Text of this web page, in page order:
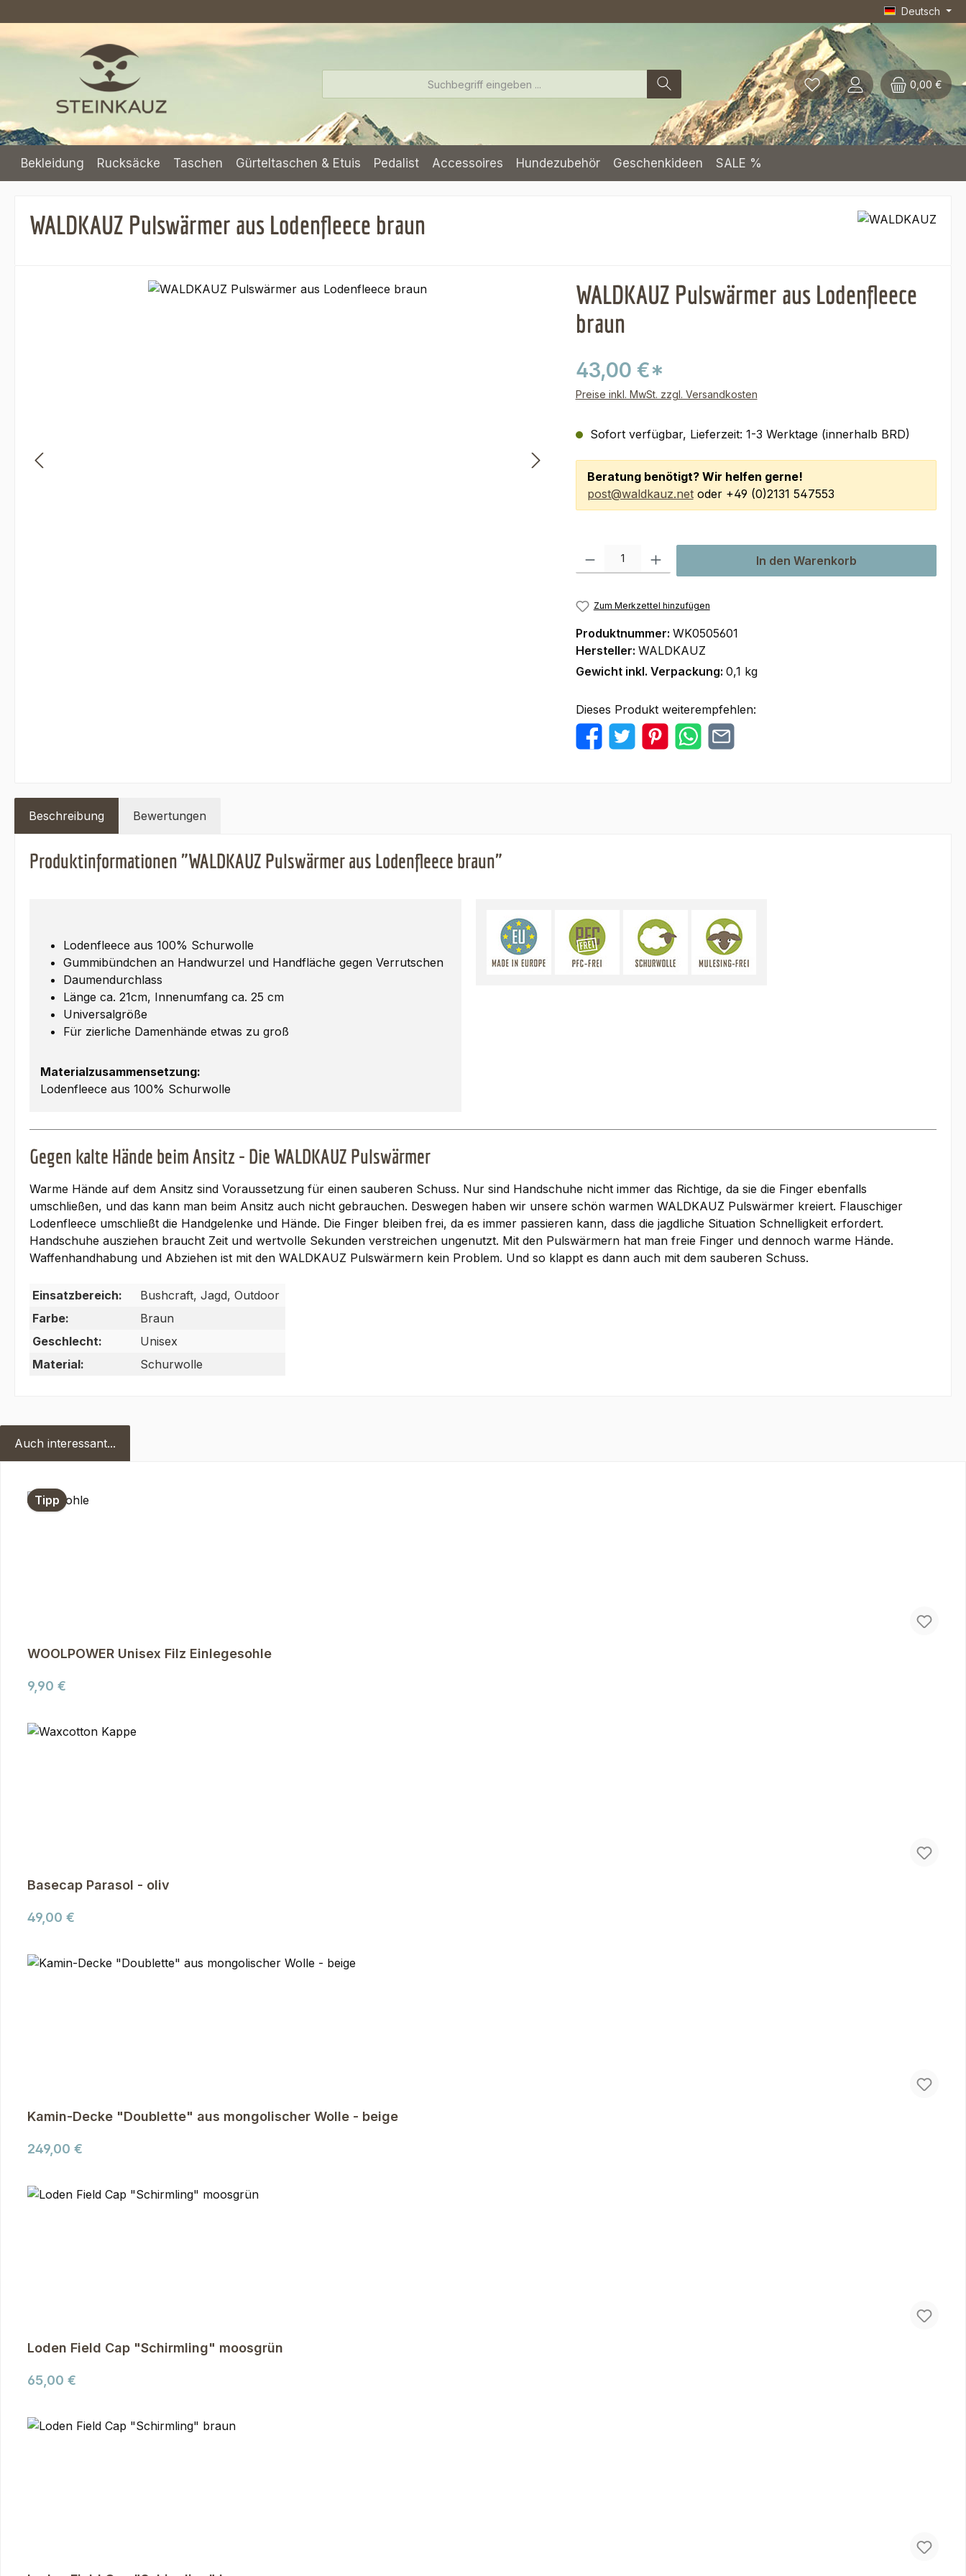
Deutsch
0,00 €
Bekleidung Rucksäcke Taschen Gürteltaschen & Etuis Pedalist Accessoires Hundezubehör Geschenkideen SALE %
WALDKAUZ Pulswärmer aus Lodenfleece braun
Bildergalerie überspringen
WALDKAUZ Pulswärmer aus Lodenfleece
braun
43,00 €*
Preise inkl. MwSt. zzgl. Versandkosten
Sofort verfügbar, Lieferzeit: 1-3 Werktage (innerhalb BRD)
Beratung benötigt? Wir helfen gerne!
post@waldkauz.netoder +49 (0)2131 547553
Produkt Anzahl: Gib den gewünschten Wert ein oder benutze die Schaltflächen
In den Warenkorb
Zum Merkzettel hinzufügen
Produktnummer: WK0505601
Hersteller: WALDKAUZ
Gewicht inkl. Verpackung: 0,1 kg
Dieses Produkt weiterempfehlen:
Beschreibung Bewertungen
Produktinformationen "WALDKAUZ Pulswärmer aus Lodenfleece braun"
Lodenfleece aus 100% Schurwolle
Gummibündchen an Handwurzel und Handfläche gegen Verrutschen
Daumendurchlass
Länge ca. 21cm, Innenumfang ca. 25 cm
Universalgröße
Für zierliche Damenhände etwas zu groß
Materialzusammensetzung:
Lodenfleece aus 100% Schurwolle
Gegen kalte Hände beim Ansitz - Die WALDKAUZ Pulswärmer
Warme Hände auf dem Ansitz sind Voraussetzung für einen sauberen Schuss. Nur sind Handschuhe nicht immer das Richtige, da sie die Finger ebenfalls
umschließen, und das kann man beim Ansitz auch nicht gebrauchen. Deswegen haben wir unsere schön warmen WALDKAUZ Pulswärmer kreiert. Flauschiger
Lodenfleece umschließt die Handgelenke und Hände. Die Finger bleiben frei, da es immer passieren kann, dass die jagdliche Situation Schnelligkeit erfordert.
Handschuhe ausziehen braucht Zeit und wertvolle Sekunden verstreichen ungenutzt. Mit den Pulswärmern hat man freie Finger und dennoch warme Hände.
Waffenhandhabung und Abziehen ist mit den WALDKAUZ Pulswärmern kein Problem. Und so klappt es dann auch mit dem sauberen Schuss.
Einsatzbereich:
Bushcraft, Jagd, Outdoor
Farbe:
Braun
Geschlecht:
Unisex
Material:
Schurwolle
Auch interessant...
Tipp
WOOLPOWER Unisex Filz Einlegesohle
Regulärer Preis:
9,90 €
Basecap Parasol - oliv
Regulärer Preis:
49,00 €
Kamin-Decke "Doublette" aus mongolischer Wolle - beige
Regulärer Preis:
249,00 €
Loden Field Cap "Schirmling" moosgrün
Regulärer Preis:
65,00 €